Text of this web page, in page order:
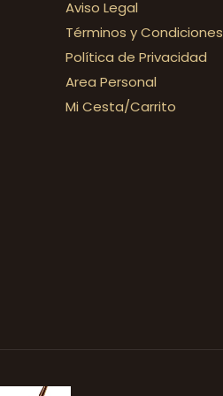
Aviso Legal
Términos y Condiciones
Política de Privacidad
Area Personal
Mi Cesta/Carrito